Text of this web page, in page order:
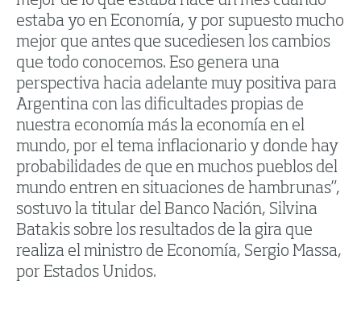
estaba yo en Economía, y por supuesto mucho
mejor que antes que sucediesen los cambios
que todo conocemos. Eso genera una
perspectiva hacia adelante muy positiva para
Argentina con las dificultades propias de
nuestra economía más la economía en el
mundo, por el tema inflacionario y donde hay
probabilidades de que en muchos pueblos del
mundo entren en situaciones de hambrunas”,
sostuvo la titular del Banco Nación, Silvina
Batakis sobre los resultados de la gira que
realiza el ministro de Economía, Sergio Massa,
por Estados Unidos.